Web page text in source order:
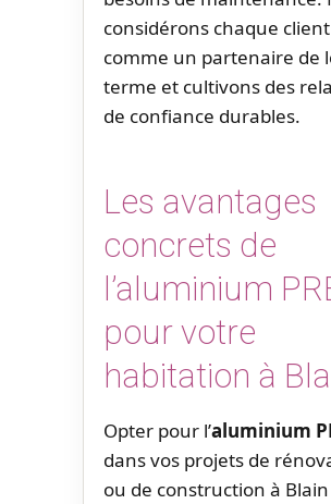
considérons chaque client
comme un partenaire de
terme et cultivons des
de confiance durables.
Les avantages
concrets de
l’aluminium
pour votre
habitation à
Opter pour l’aluminium
dans vos projets de
ou de construction à Blain